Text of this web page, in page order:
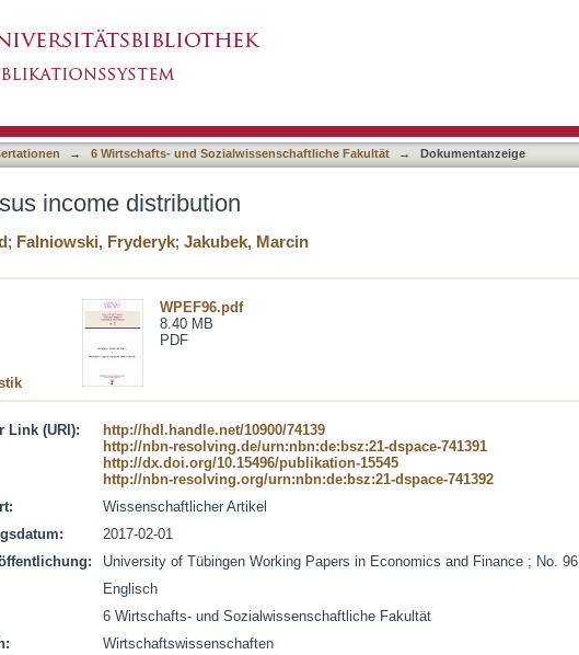
→ 6 Wirtschafts- und Sozialwissenschaftliche Fakultät → Dokumentanzeige
income distribution
; Falniowski, Fryderyk; Jakubek, Marcin
WPEF96.pdf
8.40 MB
PDF
Link (URI):
http://hdl.handle.net/10900/74139
http://nbn-resolving.de/urn:nbn:de:bsz:21-dspace-741391
http://dx.doi.org/10.15496/publikation-15545
http://nbn-resolving.org/urn:nbn:de:bsz:21-dspace-741392
Wissenschaftlicher Artikel
2017-02-01
University of Tübingen Working Papers in Economics and Finance ; No. 96
Englisch
6 Wirtschafts- und Sozialwissenschaftliche Fakultät
Wirtschaftswissenschaften